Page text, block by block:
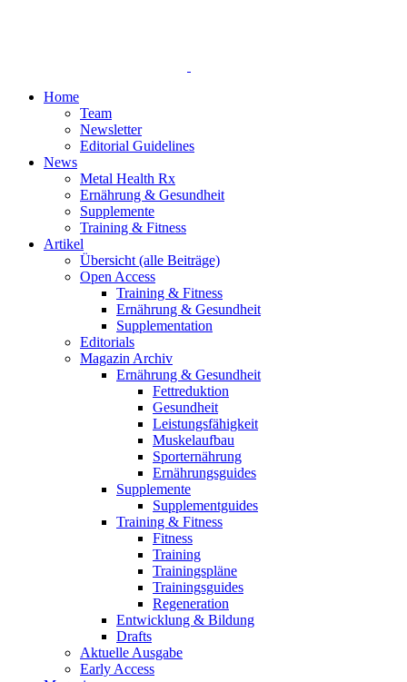
Home
Team
Newsletter
Editorial Guidelines
News
Metal Health Rx
Ernährung & Gesundheit
Supplemente
Training & Fitness
Artikel
Übersicht (alle Beiträge)
Open Access
Training & Fitness
Ernährung & Gesundheit
Supplementation
Editorials
Magazin Archiv
Ernährung & Gesundheit
Fettreduktion
Gesundheit
Leistungsfähigkeit
Muskelaufbau
Sporternährung
Ernährungsguides
Supplemente
Supplementguides
Training & Fitness
Fitness
Training
Trainingspläne
Trainingsguides
Regeneration
Entwicklung & Bildung
Drafts
Aktuelle Ausgabe
Early Access